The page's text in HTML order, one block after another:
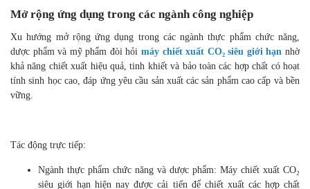
được lập trình và tự động điều chỉnh dựa trên các thông số
đầu vào. Tính năng này giúp tăng tính linh hoạt trong việc
sản xuất nhiều loại sản phẩm với các yêu cầu khác nhau.
Mở rộng ứng dụng trong các ngành công nghiệp
Xu hướng mở rộng ứng dụng trong các ngành thực phẩm chức
các hợp chất có hoạt tính sinh học cao, đáp ứng yêu cầu sản xuất
các sản phẩm cao cấp và bền vững.